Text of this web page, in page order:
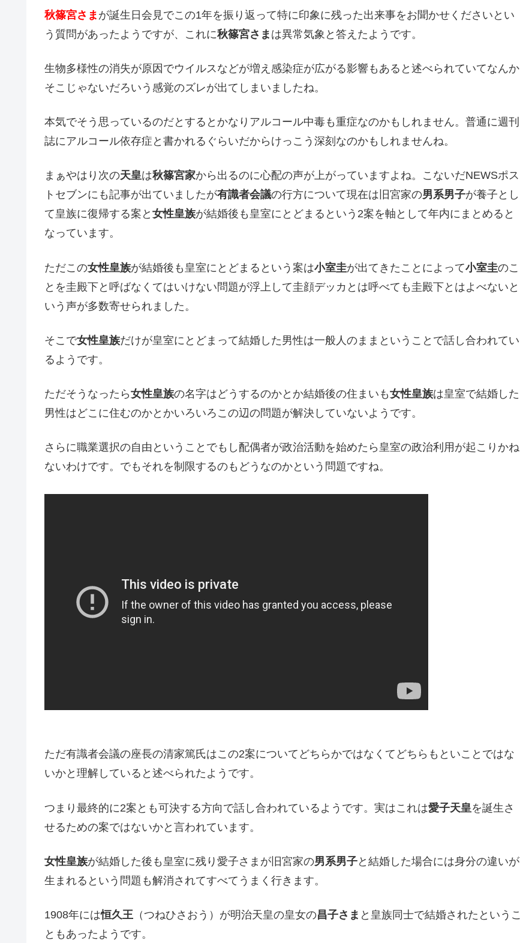
秋篠宮さま が誕生日会見でこの1年を振り返って特に印象に残った出来事をお聞かせくださいとい
う質問があったようですが、これに秋篠宮さま は異常気象と答えたようです。
生物多様性の消失が原因でウイルスなどが増え感染症が広がる影響もあると述べられていてなんか
そこじゃないだろいう感覚のズレが出てしまいましたね。
本気でそう思っているのだとするとかなりアルコール中毒も重症なのかもしれません。普通に週刊
誌にアルコール依存症と書かれるぐらいだからけっこう深刻なのかもしれませんね。
まぁやはり次の天皇は秋篠宮家から出るのに心配の声が上がっていますよね。こないだNEWSポス
トセブンにも記事が出ていましたが有識者会議の行方について現在は旧宮家の男系男子が養子とし
て皇族に復帰する案と 女性皇族が結婚後も皇室にとどまるという2案を軸として年内にまとめると
なっています。
ただこの女性皇族が結婚後も皇室にとどまるという案は小室圭が出てきたことによって小室圭のこ
とを圭殿下と呼ばなくてはいけない問題が浮上して圭顔デッカとは呼べても圭殿下とはよべないと
いう声が多数寄せられました。
そこで女性皇族だけが皇室にとどまって結婚した男性は一般人のままということで話し合われてい
るようです。
ただそうなったら女性皇族の名字はどうするのかとか結婚後の住まいも女性皇族は皇室で結婚した
男性はどこに住むのかとかいろいろこの辺の問題が解決していないようです。
さらに職業選択の自由ということでもし配偶者が政治活動を始めたら皇室の政治利用が起こりかね
ないわけです。でもそれを制限するのもどうなのかという問題ですね。
ただ有識者会議の座長の清家篤氏はこの2案についてどちらかではなくてどちらもといことではな
いかと理解していると述べられたようです。
つまり最終的に2案とも可決する方向で話し合われているようです。実はこれは愛子天皇を誕生さ
せるための案ではないかと言われています。
女性皇族が結婚した後も皇室に残り愛子さまが旧宮家の男系男子と結婚した場合には身分の違いが
生まれるという問題も解消されてすべてうまく行きます。
1908年には恒久王 （つねひさおう）が明治天皇の皇女の昌子さま と皇族同士で結婚されたというこ
ともあったようです。